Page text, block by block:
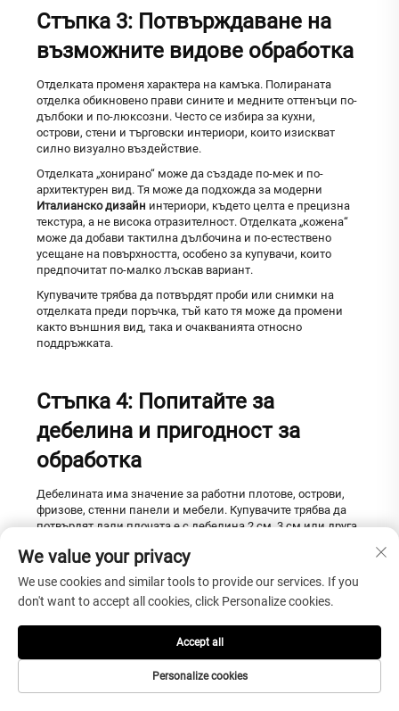
Стъпка 3: Потвърждаване на
възможните видове обработка
Отделката променя характера на камъка. Полираната
отделка обикновено прави сините и медните оттенъци по-
дълбоки и по-люксозни. Често се избира за кухни,
острови, стени и търговски интериори, които изискват
силно визуално въздействие.
Отделката „хонирано“ може да създаде по-мек и по-
архитектурен вид. Тя може да подхожда за модерни
Италианско дизайн интериори, където целта е прецизна
текстура, а не висока отразителност. Отделката „кожена“
може да добави тактилна дълбочина и по-естествено
усещане на повърхността, особено за купувачи, които
предпочитат по-малко лъскав вариант.
Купувачите трябва да потвърдят проби или снимки на
отделката преди поръчка, тъй като тя може да промени
както външния вид, така и очакванията относно
поддръжката.
Стъпка 4: Попитайте за
дебелина и пригодност за
обработка
Дебелината има значение за работни плотове, острови,
фризове, стенни панели и мебели. Купувачите трябва да
потвърдят дали плочата е с дебелина 2 см, 3 см или друга,
За кухненски проекти фабрикантът трябва да прегледа
формите на ръбовете, изрязванията за мивки,
изрязванията за готварски плочи, необходимостта от
панелите, начина на поддържане, изискванията към
подложката и условията на строителната площадка. За
търговски помещения също трябва да се вземат предвид
планирането на транспортирането и замяната.
We value your privacy
We use cookies and similar tools to provide our services. If you
don't want to accept all cookies, click Personalize cookies.
Personalize cookies
Accept all